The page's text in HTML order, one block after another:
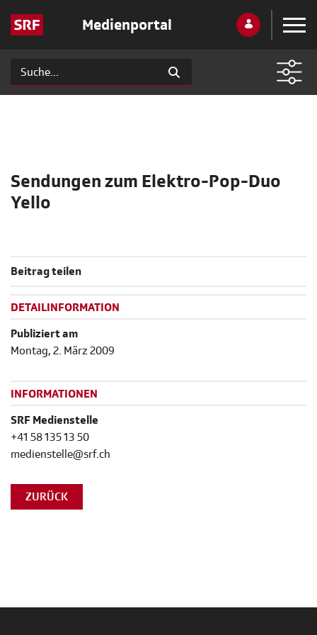
Medienportal
Sendungen zum Elektro-Pop-Duo
Yello
Beitrag teilen
DETAILINFORMATION
Publiziert am
Montag, 2. März 2009
INFORMATIONEN
SRF Medienstelle
+41 58 135 13 50
medienstelle@srf.ch
ZURÜCK